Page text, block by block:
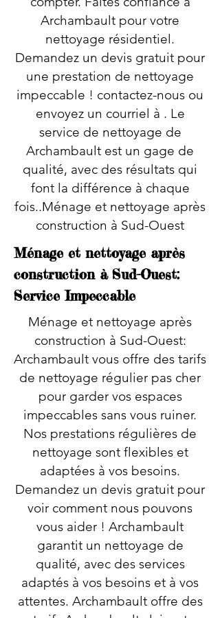
Archambault pour votre
nettoyage résidentiel.
Demandez un devis gratuit pour
une prestation de nettoyage
impeccable ! contactez-nous ou
envoyez un courriel à . Le
service de nettoyage de
Archambault est un gage de
qualité, avec des résultats qui
font la différence à chaque
fois..Ménage et nettoyage après
construction à Sud-Ouest
Ménage et nettoyage après
construction à Sud-Ouest:
Service Impeccable
Ménage et nettoyage après
construction à Sud-Ouest:
Archambault vous offre des tarifs
de nettoyage régulier pas cher
pour garder vos espaces
impeccables sans vous ruiner.
Nos prestations régulières de
nettoyage sont flexibles et
adaptées à vos besoins.
Demandez un devis gratuit pour
voir comment nous pouvons
vous aider ! Archambault
garantit un nettoyage de
qualité, avec des services
adaptés à vos besoins et à vos
attentes. Archambault offre des